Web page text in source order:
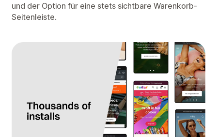
und der Option für eine stets sichtbare Warenkorb-
Seitenleiste.